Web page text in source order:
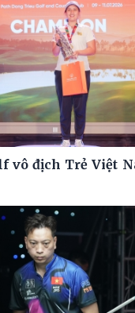
vô địch Trẻ Việt